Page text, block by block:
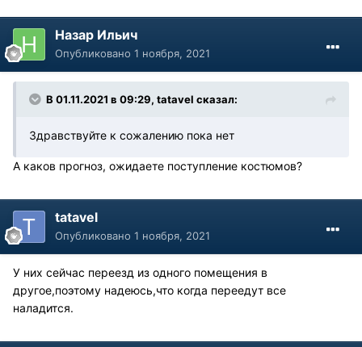
Назар Ильич
Опубликовано 1 ноября, 2021
В 01.11.2021 в 09:29, tatavel сказал:
Здравствуйте к сожалению пока нет
А каков прогноз, ожидаете поступление костюмов?
tatavel
Опубликовано 1 ноября, 2021
У них сейчас переезд из одного помещения в
другое,поэтому надеюсь,что когда переедут все
наладится.